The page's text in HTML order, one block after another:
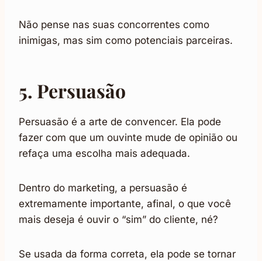
Não pense nas suas concorrentes como
inimigas, mas sim como potenciais parceiras.
5. Persuasão
Persuasão é a arte de convencer. Ela pode
fazer com que um ouvinte mude de opinião ou
refaça uma escolha mais adequada.
Dentro do marketing, a persuasão é
extremamente importante, afinal, o que você
mais deseja é ouvir o “sim” do cliente, né?
Se usada da forma correta, ela pode se tornar